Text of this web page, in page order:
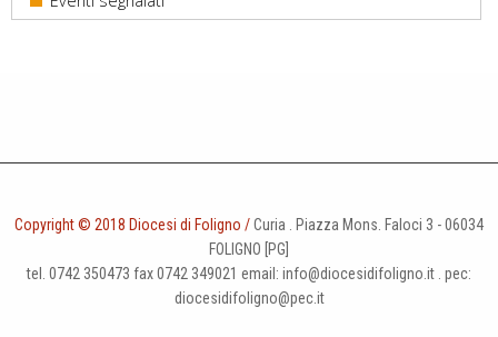
Copyright © 2018 Diocesi di Foligno /Curia . Piazza Mons. Faloci 3 - 06034
FOLIGNO [PG]
tel. 0742 350473 fax 0742 349021 email: info@diocesidifoligno.it . pec:
diocesidifoligno@pec.it